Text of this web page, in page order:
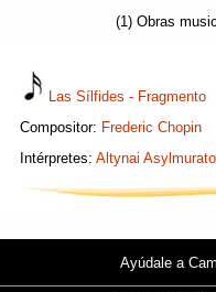
(1) Obras
Las Sílfides - Fragmento
Compositor: Frederic Chopin
Intérpretes: Altynai
Ayúdale a